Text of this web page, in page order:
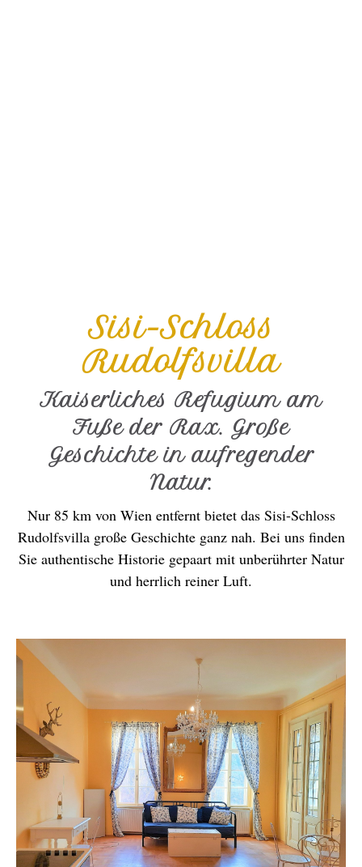
Sisi-Schloss
Rudolfsvilla
Kaiserliches Refugium am
Fuße der Rax. Große
Geschichte in aufregender
Natur.
Nur 85 km von Wien entfernt bietet das Sisi-Schloss
Rudolfsvilla große Geschichte ganz nah. Bei uns finden
Sie authentische Historie gepaart mit unberührter Natur
und herrlich reiner Luft.